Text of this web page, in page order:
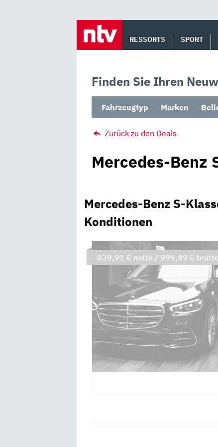
RESSORTS SPORT
Finden Sie Ihren
Fahrzeugtyp Marken
Zurück zu den Deals
Mercedes-Benz
Mercedes-Benz S-
Konditionen
839,91 € netto / 999,49 € brutto